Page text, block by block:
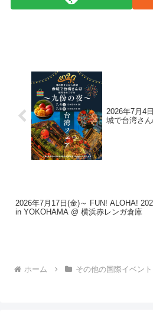
2026年7月4
城で台湾さ
2026年7月17日(金)～ FUN! ALOHA!
in YOKOHAMA @ 横浜赤レンガ倉庫
ホーム その他の国際イベント